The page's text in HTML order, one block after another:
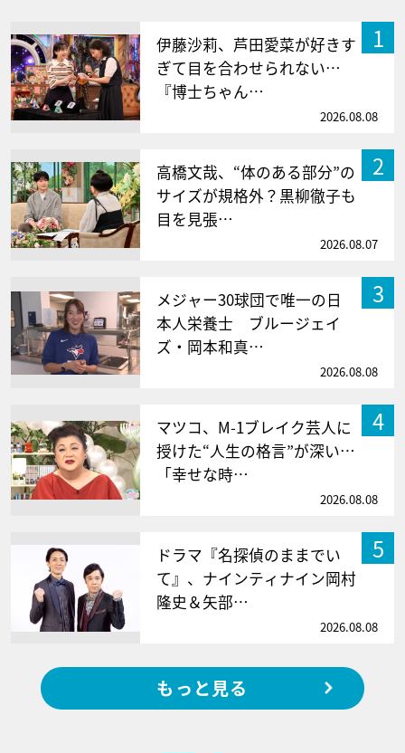
1
伊藤沙莉、芦田愛菜が好きす
ぎて目を合わせられない…
『博士ちゃん…
2026.08.08
2
高橋文哉、“体のある部分”の
サイズが規格外？黒柳徹子も
目を見張…
2026.08.07
3
メジャー30球団で唯一の日
本人栄養士 ブルージェイ
ズ・岡本和真…
2026.08.08
4
マツコ、M-1ブレイク芸人に
授けた“人生の格言”が深い…
「幸せな時…
2026.08.08
5
ドラマ『名探偵のままでい
て』、ナインティナイン岡村
隆史＆矢部…
2026.08.08
もっと見る